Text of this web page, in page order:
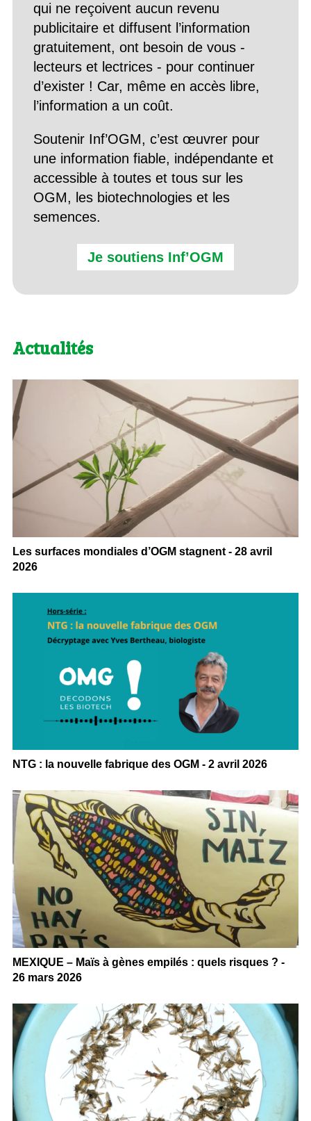
qui ne reçoivent aucun revenu
publicitaire et diffusent l’information
gratuitement, ont besoin de vous -
lecteurs et lectrices - pour continuer
d’exister ! Car, même en accès libre,
l’information a un coût.
Soutenir Inf’OGM, c’est œuvrer pour
une information fiable, indépendante et
accessible à toutes et tous sur les
OGM, les biotechnologies et les
semences.
Je soutiens Inf’OGM
Actualités
Les surfaces mondiales d’OGM stagnent - 28 avril
2026
NTG : la nouvelle fabrique des OGM - 2 avril 2026
MEXIQUE – Maïs à gènes empilés : quels risques ? -
26 mars 2026